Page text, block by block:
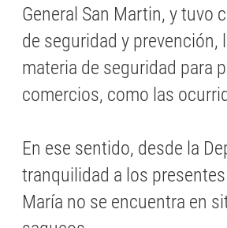
General San Martin, y
de seguridad y
materia de seguridad para
comercios, como las
En ese sentido, desde la
tranquilidad a los
María no se encuentra en